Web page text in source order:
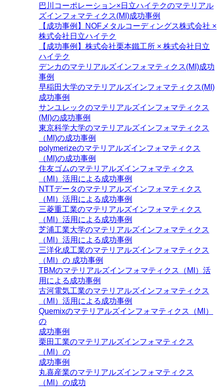
巴川コーポレーション×日立ハイテクのマテリアル
ズインフォマティクス(MI)成功事例
【成功事例】NOFメタルコーディングス株式会社 ×
株式会社日立ハイテク
【成功事例】株式会社栗本鐵工所 × 株式会社日立
ハイテク
デンカのマテリアルズインフォマティクス(MI)成功
事例
早稲田大学のマテリアルズインフォマティクス(MI)
成功事例
サンユレックのマテリアルズインフォマティクス
(MI)の成功事例
東京科学大学のマテリアルズインフォマティクス
（MI)の成功事例
polymerizeのマテリアルズインフォマティクス
（MI)の成功事例
住友ゴムのマテリアルズインフォマティクス
（MI）活用による成功事例
NTTデータのマテリアルズインフォマティクス
（MI）活用による成功事例
三菱重工業のマテリアルズインフォマティクス
（MI）活用による成功事例
芝浦工業大学のマテリアルズインフォマティクス
（MI）活用による成功事例
三洋化成工業のマテリアルズインフォマティクス
（MI）の 成功事例
TBMのマテリアルズインフォマティクス（MI）活
用による成功事例
古河電気工業のマテリアルズインフォマティクス
（MI）活用による成功事例
Quemixのマテリアルズインフォマティクス（MI）
の
成功事例
栗田工業のマテリアルズインフォマティクス
（MI）の
成功事例
丸喜産業のマテリアルズインフォマティクス
（MI）の成功